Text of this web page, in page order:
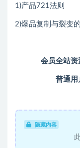
1)产品721法则
2)爆品复制与裂变
会员全站资
普通用
隐藏内容